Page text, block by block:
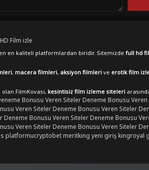
Film izle
en kaliteli platformlardan biridir. Sitemizde full hd
, macera filmleri, aksiyon filmleri ve erotik film
FilmKovası, kesintisiz film izleme siteleri
Bonusu Veren SitelerDeneme Bonusu
Veren SitelerDeneme Bonusu Veren Siteler
Deneme Bonusu Veren SitelerDeneme Bonusu
Veren SitelerDeneme Bonusu Veren Siteler
platformucryptobetmeritking yeni girişkingroyal